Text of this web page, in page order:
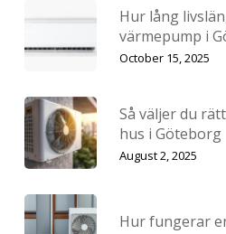
Hur lång
värmepump i
October 15, 2025
Så väljer du
hus i Göteborg
August 2, 2025
Hur fungerar